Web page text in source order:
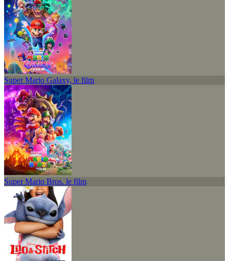
Super Mario Galaxy, le film
Super Mario Bros. le film